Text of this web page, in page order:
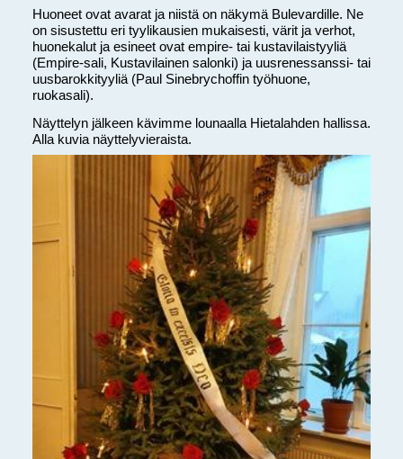
Huoneet ovat avarat ja niistä on näkymä Bulevardille. Ne
on sisustettu eri tyylikausien mukaisesti, värit ja verhot,
huonekalut ja esineet ovat empire- tai kustavilaistyyliä
(Empire-sali, Kustavilainen salonki) ja uusrenessanssi- tai
uusbarokkityyliä (Paul Sinebrychoffin työhuone,
ruokasali).
Näyttelyn jälkeen kävimme lounaalla Hietalahden hallissa.
Alla kuvia näyttelyvieraista.